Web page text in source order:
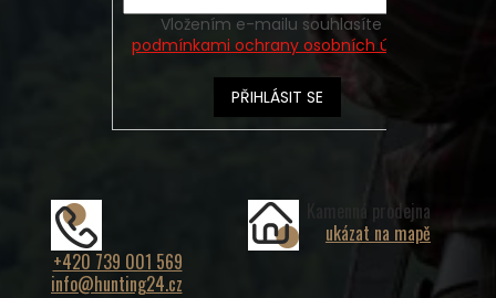
podmínkami ochrany osobních údajů
PŘIHLÁSIT SE
+420 739 001 569
info@hunting24.cz
Kamenná prodejna
ukázat na mapě